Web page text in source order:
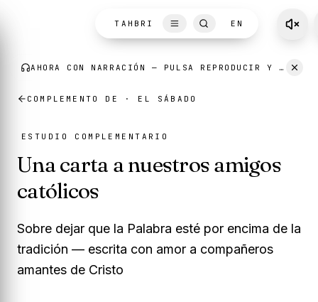
TAHBRI EN
COMPLEMENTO DE · EL SÁBADO
ESTUDIO COMPLEMENTARIO
Una carta a nuestros amigos
católicos
Sobre dejar que la Palabra esté por encima de la
tradición — escrita con amor a compañeros
amantes de Cristo